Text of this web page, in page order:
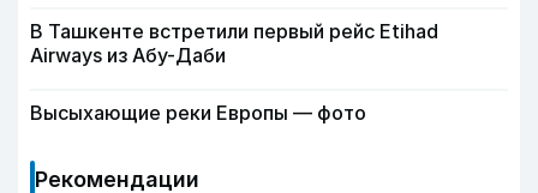
В Ташкенте встретили первый рейс Etihad
Airways из Абу-Даби
Высыхающие реки Европы — фото
Рекомендации